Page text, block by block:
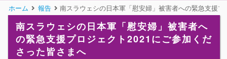
ホーム 報告 南スラウェシの日本軍「慰安婦」被害者への緊急支援
南スラウェシの日本軍「慰安婦」被害者へ
の緊急支援プロジェクト2021にご参加くだ
さった皆さまへ